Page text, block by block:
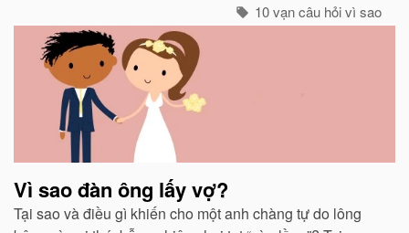
10 vạn câu hỏi vì sao
Vì sao đàn ông lấy vợ?
Tại sao và điều gì khiến cho một anh chàng tự do lông